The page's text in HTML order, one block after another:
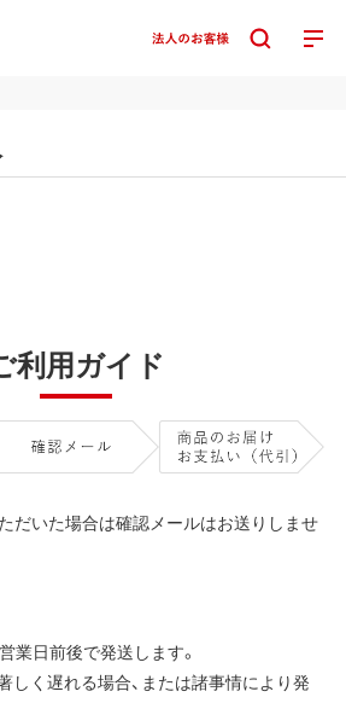
利用ガイド
だいた場合は確認メールはお送りしませ
業日前後で発送します。
しく遅れる場合、または諸事情により発